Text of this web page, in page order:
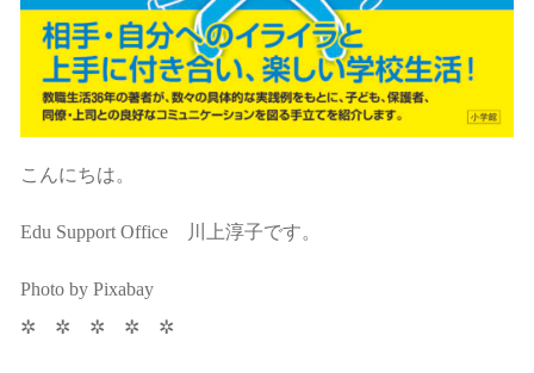
こんにちは。
Edu Support Office 川上淳子です。
Photo by Pixabay
✲ ✲ ✲ ✲ ✲